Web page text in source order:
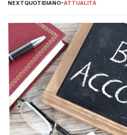
NEXTQUOTIDIANO-ATTUALITÀ